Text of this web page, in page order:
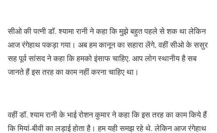
सीओ की पत्नी डॉ. श्यामा रानी ने कहा कि मुझे बहुत पहले से शक था लेकिन
आज रंगेहाथ पकड़ा गया। अब हम कानून का सहारा लेंगे, वहीं सीओ के ससुर
सह पूर्व सांसद ने कहा कि हमको इंसाफ चाहिए. आप लोग स्थानीय है सब
जानते हैं इस तरह का काम नहीं करना चाहिए था।
वहीं डॉ. श्याम रानी के भाई रोशन कुमार ने कहा कि इस तरह का काम किये हैं
कि मियां-बीवी का लड़ाई होता है। हम यही समझ रहे थे. लेकिन आज रंगेहाथ